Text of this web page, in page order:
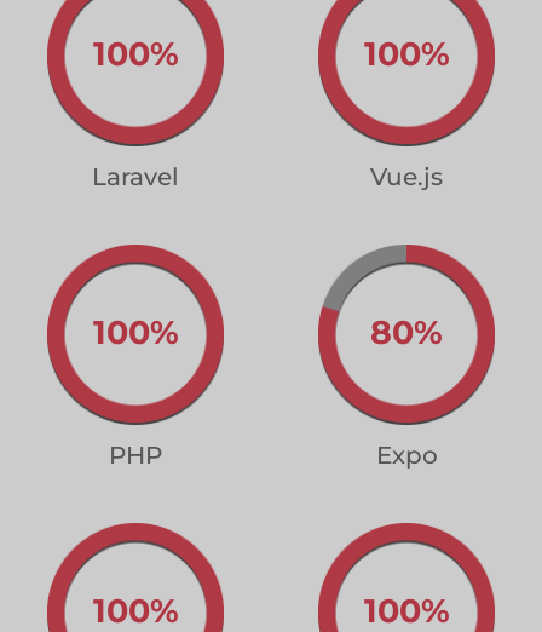
100%
Laravel
100%
Vue.js
100%
PHP
80%
Expo
100% 100%